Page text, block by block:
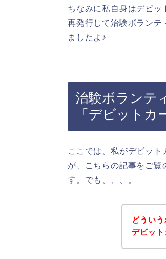
ちなみに私自身はデビ
再発行して治験ボランテ
ましたよ♪
治験ボランテ
「デビットカ
ここでは、私がデビッ
が、こちらの記事をご覧
す。でも、、、。
どうい
デビッ